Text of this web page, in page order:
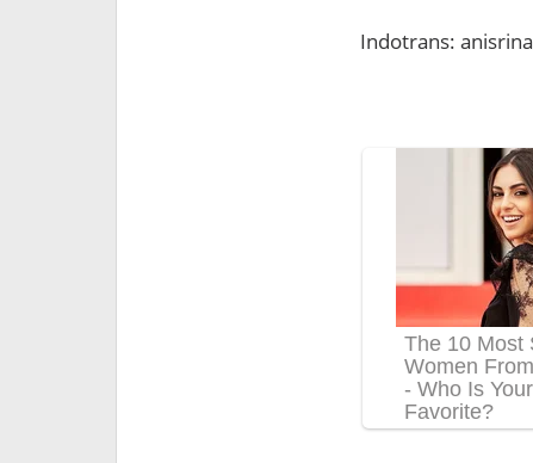
Indotrans: anisrina